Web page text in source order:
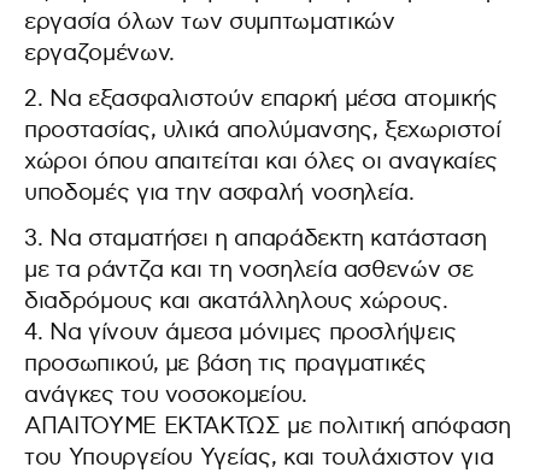
εργασία όλων των συμπτωματικών
εργαζομένων.
2. Να εξασφαλιστούν επαρκή μέσα ατομικής
προστασίας, υλικά απολύμανσης, ξεχωριστοί
χώροι όπου απαιτείται και όλες οι αναγκαίες
υποδομές για την ασφαλή νοσηλεία.
3. Να σταματήσει η απαράδεκτη κατάσταση
με τα ράντζα και τη νοσηλεία ασθενών σε
διαδρόμους και ακατάλληλους χώρους.
4. Να γίνουν άμεσα μόνιμες προσλήψεις
προσωπικού, με βάση τις πραγματικές
ανάγκες του νοσοκομείου.
ΑΠΑΙΤΟΥΜΕ ΕΚΤΑΚΤΩΣ με πολιτική απόφαση
του Υπουργείου Υγείας, και τουλάχιστον για